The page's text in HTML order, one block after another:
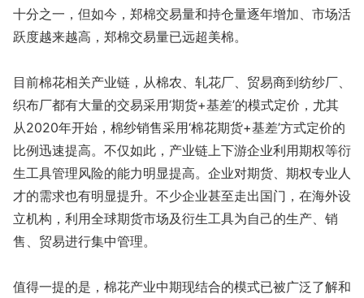
十分之一，但如今，郑棉交易量和持仓量逐年增加、市场活
跃度越来越高，郑棉交易量已远超美棉。
目前棉花相关产业链，从棉农、轧花厂、贸易商到纺纱厂、
织布厂都有大量的交易采用‘期货+基差’的模式定价，尤其
从2020年开始，棉纱销售采用‘棉花期货+基差’方式定价的
比例迅速提高。不仅如此，产业链上下游企业利用期权等衍
生工具管理风险的能力明显提高。企业对期货、期权专业人
才的需求也有明显提升。不少企业甚至走出国门，在海外设
立机构，利用全球期货市场及衍生工具为自己的生产、销
售、贸易进行集中管理。
值得一提的是，棉花产业中期现结合的模式已被广泛了解和